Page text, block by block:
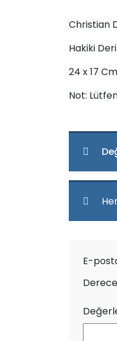
Christian
Hakiki
24 x 17 Cm
Not:
E-